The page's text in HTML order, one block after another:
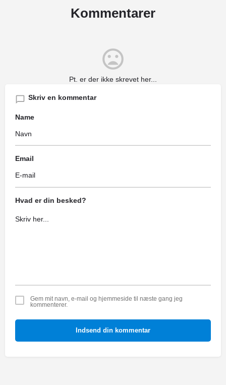
Kommentarer
Pt. er der ikke skrevet her...
Skriv en kommentar
Name
Email
Hvad er din besked?
Gem mit navn, e-mail og hjemmeside til næste gang jeg
kommenterer.
Indsend din kommentar